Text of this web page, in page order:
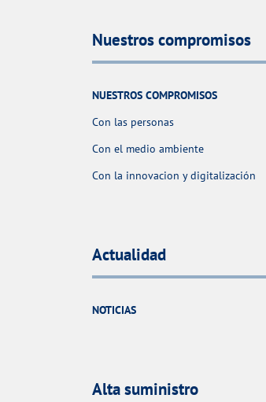
Nuestros compromisos
NUESTROS COMPROMISOS
Con las personas
Con el medio ambiente
Con la innovacion y digitalización
Actualidad
NOTICIAS
Alta suministro